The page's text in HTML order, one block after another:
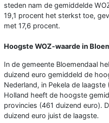
steden nam de gemiddelde
19,1 procent het sterkst toe,
met 17,6 procent.
Hoogste WOZ-waarde in
In de gemeente Bloemendaal
duizend euro gemiddeld de
Nederland, in Pekela de
Holland heeft de hoogste
provincies (461 duizend euro).
duizend euro juist de laagste.